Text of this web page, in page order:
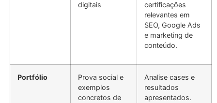
digitais
certificações
relevantes em
SEO, Google Ads
e marketing de
conteúdo.
Portfólio
Prova social e
exemplos
concretos de
Analise cases e
resultados
apresentados.